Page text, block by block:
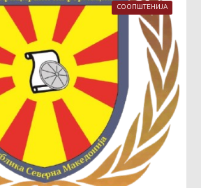
СООПШТЕНИЈА